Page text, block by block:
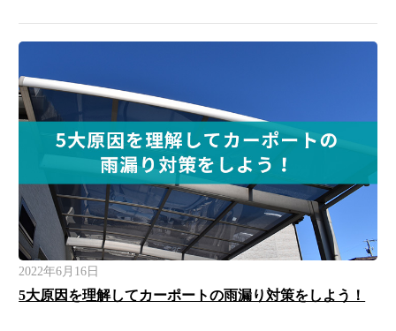
2022年6月16日
5大原因を理解してカーポートの雨漏り対策をしよう！